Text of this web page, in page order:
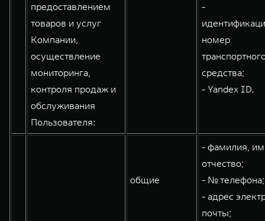
предоставлением
товаров и услуг
Компании,
осуществление
мониторинга,
контроля продаж и
обслуживания
Пользователя:
-
номер
средства;
- Yandex ID.
общие
- фамилия,
отчество;
- № телефона;
- адрес
почты;